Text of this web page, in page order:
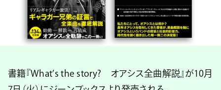
書籍『What’s the story? オアシス全曲解説』が10月